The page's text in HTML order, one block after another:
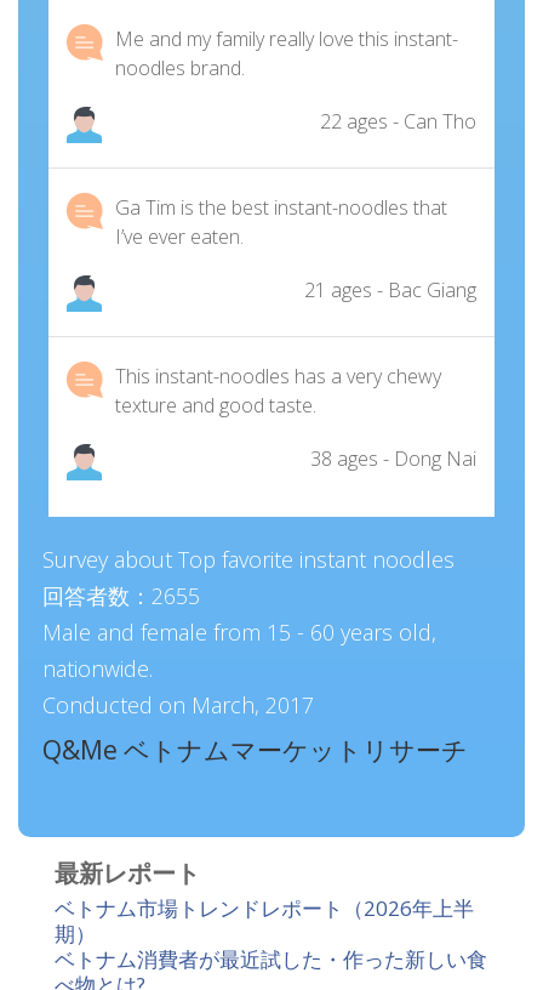
Me and my family really love this instant-
noodles brand.
22 ages - Can Tho
Ga Tim is the best instant-noodles that
I’ve ever eaten.
21 ages - Bac Giang
This instant-noodles has a very chewy
texture and good taste.
38 ages - Dong Nai
Survey about Top favorite instant noodles
回答者数：2655
Male and female from 15 - 60 years old,
nationwide.
Conducted on March, 2017
Q&Me ベトナムマーケットリサーチ
最新レポート
ベトナム市場トレンドレポート（2026年上半
期）
ベトナム消費者が最近試した・作った新しい食